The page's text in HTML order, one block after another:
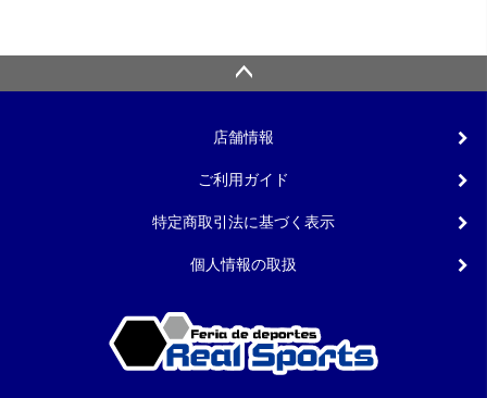
店舗情報
ご利用ガイド
特定商取引法に基づく表示
個人情報の取扱